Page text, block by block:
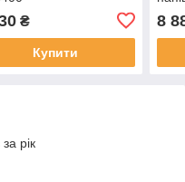
₴
Купити
8
рік